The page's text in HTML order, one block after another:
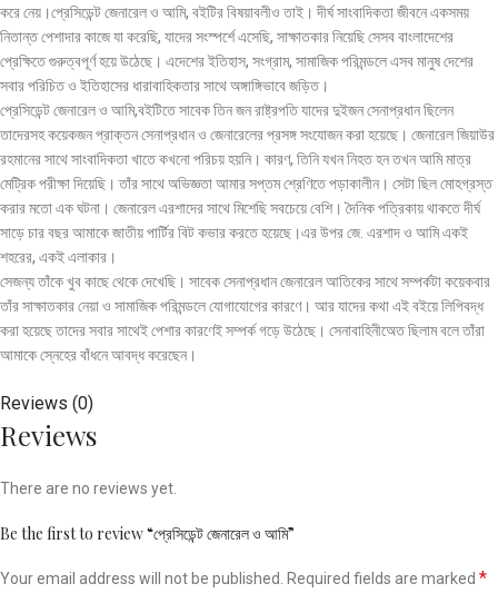
করে নেয়।প্রেসিডেন্ট জেনারেল ও আমি, বইটির বিষয়াবলীও তাই। দীর্ঘ সাংবাদিকতা জীবনে একসময়
নিতান্ত পেশাদার কাজে যা করেছি, যাদের সংস্পর্শে এসেছি, সাক্ষাতকার নিয়েছি সেসব বাংলাদেশের
প্রেক্ষিতে গুরুত্বপূর্ণ হয়ে উঠেছে। এদেশের ইতিহাস, সংগ্রাম, সামাজিক পরিমন্ডলে এসব মানুষ দেশের
সবার পরিচিত ও ইতিহাসের ধারাবাহিকতার সাথে অঙ্গাঙ্গিভাবে জড়িত।
প্রেসিডেন্ট জেনারেল ও আমি,বইটিতে সাবেক তিন জন রাষ্ট্রপতি যাদের দুইজন সেনাপ্রধান ছিলেন
তাদেরসহ কয়েকজন প্রাক্তন সেনাপ্রধান ও জেনারেলের প্রসঙ্গ সংযোজন করা হয়েছে। জেনারেল জিয়াউর
রহমানের সাথে সাংবাদিকতা খাতে কখনো পরিচয় হয়নি। কারণ, তিনি যখন নিহত হন তখন আমি মাত্র
মেট্রিক পরীক্ষা দিয়েছি। তাঁর সাথে অভিজ্ঞতা আমার সপ্তম শ্রেণিতে পড়াকালীন। সেটা ছিল মোহগ্রস্ত
করার মতো এক ঘটনা। জেনারেল এরশাদের সাথে মিশেছি সবচেয়ে বেশি। দৈনিক পত্রিকায় থাকতে দীর্ঘ
সাড়ে চার বছর আমাকে জাতীয় পার্টির বিট কভার করতে হয়েছে।এর উপর জে. এরশাদ ও আমি একই
শহরের, একই এলাকার।
সেজন্য তাঁকে খুব কাছে থেকে দেখেছি। সাবেক সেনাপ্রধান জেনারেল আতিকের সাথে সম্পর্কটা কয়েকবার
তাঁর সাক্ষাতকার নেয়া ও সামাজিক পরিমন্ডলে যোগাযোগের কারণে। আর যাদের কথা এই বইয়ে লিপিবদ্ধ
করা হয়েছে তাদের সবার সাথেই পেশার কারণেই সম্পর্ক গড়ে উঠেছে। সেনাবাহিনীঅেত ছিলাম বলে তাঁরা
আমাকে স্নেহের বাঁধনে আবদ্ধ করেছেন।
Reviews (0)
Reviews
There are no reviews yet.
Be the first to review “প্রেসিডেন্ট জেনারেল ও আমি”
Your email address will not be published. Required fields are marked *